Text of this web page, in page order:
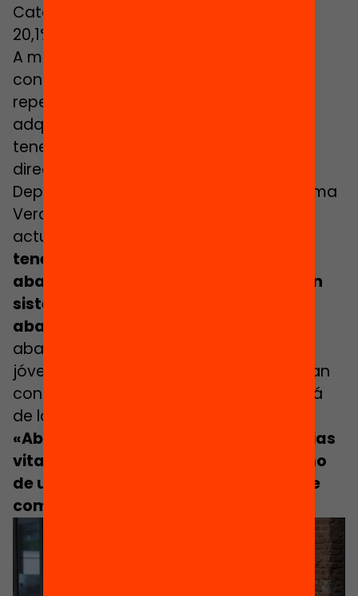
Cataluña es del 13,7%, y en las Islas, del
20,1%», ha expuesto.
A menudo desde el ámbito docente se
considera que obligar a un alumno a
repetir servirá para que mejore su
adquisición de conocimientos y pueda
tener una vida formativa plena. La
directora general de Alumnado del
Departamento de Educación y FP, Gemma
Verdés, ha contextualizado la situación
actual:
tenemos cada año, un 40% acaban
abandonando. Por tanto, la repetición
sistemática no redunda en menos
abandono escolar»
abandono prematuro la formación de
jóvenes de entre 18 y 24 años que no han
conseguido ninguna formación más allá
de la ESO.
«Abandono es sinónimo de trayectorias
vitales frágiles, abandono es sinónimo
de un futuro colectivo muy vulnerable
como país»